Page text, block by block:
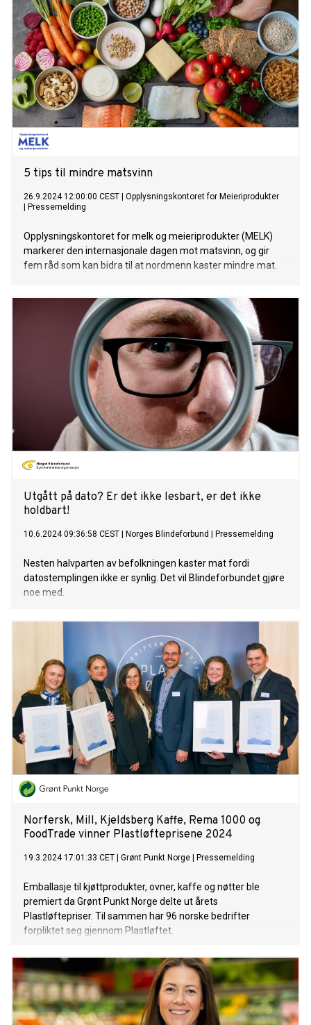
5 tips til mindre matsvinn
26.9.2024 12:00:00 CEST
Opplysningskontoret for Meieriprodukter
Pressemelding
Opplysningskontoret for melk og meieriprodukter (MELK)
markerer den internasjonale dagen mot matsvinn, og gir
fem råd som kan bidra til at nordmenn kaster mindre mat.
Utgått på dato? Er det ikke lesbart, er det ikke
holdbart!
10.6.2024 09:36:58 CEST Norges Blindeforbund Pressemelding
Nesten halvparten av befolkningen kaster mat fordi
datostemplingen ikke er synlig. Det vil Blindeforbundet gjøre
noe med.
Norfersk, Mill, Kjeldsberg Kaffe, Rema 1000 og
FoodTrade vinner Plastløfteprisene 2024
19.3.2024 17:01:33 CET Grønt Punkt Norge Pressemelding
Emballasje til kjøttprodukter, ovner, kaffe og nøtter ble
premiert da Grønt Punkt Norge delte ut årets
Plastløftepriser. Til sammen har 96 norske bedrifter
forpliktet seg gjennom Plastløftet.